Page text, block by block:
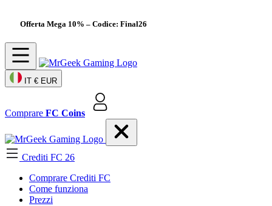
Offerta Mega 10% – Codice: Final26
IT € EUR
Comprare FC Coins
Crediti FC 26
Comprare Crediti FC
Come funziona
Prezzi